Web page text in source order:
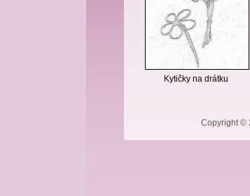
Kytičky na drátku
Copyright ©